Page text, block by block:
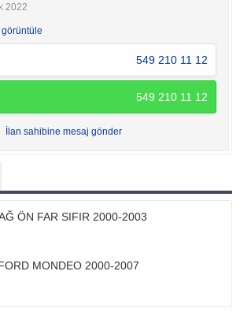
2022
görüntüle
549 210 11 12
549 210 11 12
İlan sahibine mesaj gönder
ÖN FAR SIFIR 2000-2003
MONDEO 2000-2007